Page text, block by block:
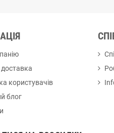
користувачів
блог